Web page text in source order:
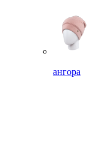
ангора